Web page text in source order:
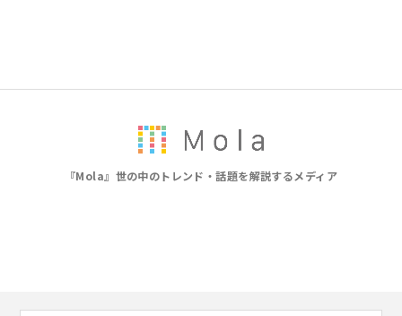
『Mola』世の中のトレンド・話題を解説するメディア